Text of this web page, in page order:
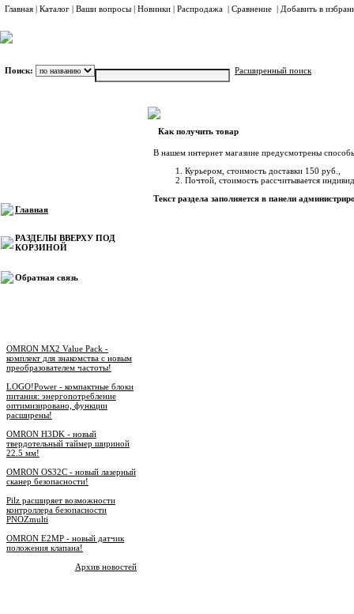
Главная | Каталог | Ваши вопросы | Новинки | Распродажа | Сравнение | Добавить в
Поиск: Расширенный поиск
Главная
РАЗДЕЛЫ ВВЕРХУ ПОД
КОРЗИНОЙ
Обратная связь
OMRON MX2 Value Pack -
комплект для знакомства с новым
преобразователем частоты!
LOGO!Power - компактные блоки
питания: энергопотребление
оптимизировано, функции
расширены!
OMRON H3DK - новый
твердотельный таймер шириной
22.5 мм!
OMRON OS32C - новый лазерный
сканер безопасности!
Pilz расширяет возможности
контроллера безопасности
PNOZmulti
OMRON E2MP - новый датчик
положения клапана!
Архив новостей
Главная, Как получить товар
Как получить товар
В нашем интернет магазине предусмотрены
Курьером, стоимость доставки 150 руб.,
Почтой, стоимость рассчитывается
Текст раздела заполняется в панели